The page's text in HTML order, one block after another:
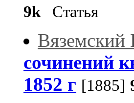
9kСтатья
Вяземский
сочинений
1852 г [1885]